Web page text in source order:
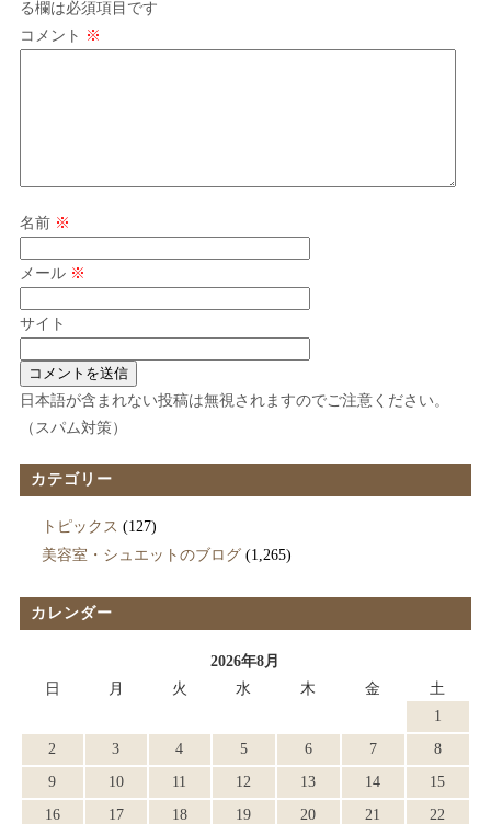
る欄は必須項目です
コメント ※
名前 ※
メール ※
サイト
日本語が含まれない投稿は無視されますのでご注意ください。
（スパム対策）
カテゴリー
トピックス (127)
美容室・シュエットのブログ(1,265)
カレンダー
2026年8月
日
月 火 水 木 金
土
1
2
3 4 5 6 7
8
9
10 11 12 13 14
15
16
17 18 19 20 21
22